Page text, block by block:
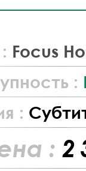
Focus
:
:
: 2